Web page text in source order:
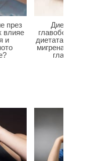
през
влияе
и
Диета при
главоболие –
диетата
мигрена и
главата?